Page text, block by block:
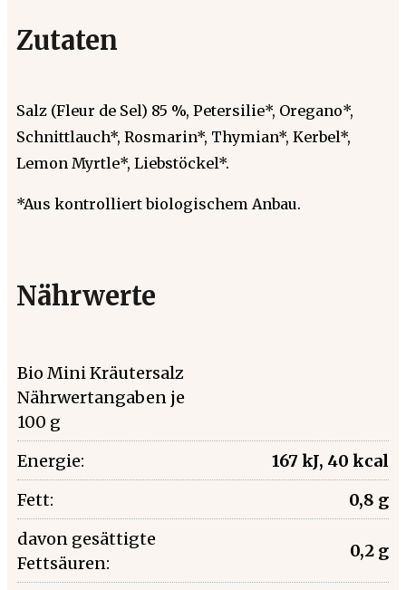
Zutaten
Salz (Fleur de Sel) 85 %, Petersilie*, Oregano*,
Schnittlauch*, Rosmarin*, Thymian*, Kerbel*,
Lemon Myrtle*, Liebstöckel*.
*Aus kontrolliert biologischem Anbau.
Nährwerte
Bio Mini Kräutersalz
Nährwertangaben je
100 g
Energie:
167 kJ, 40 kcal
Fett:
0,8 g
davon gesättigte
Fettsäuren:
0,2 g